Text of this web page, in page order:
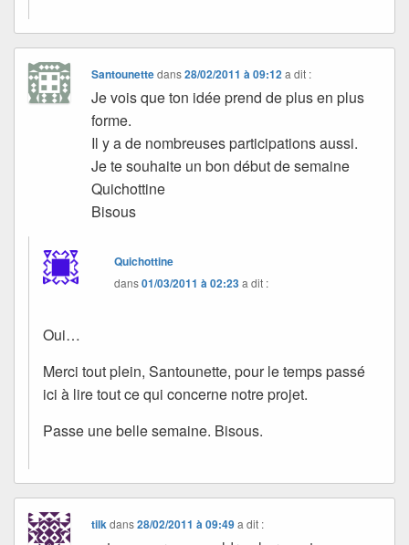
Santounettedans28/02/2011 à 09:12 a dit :
Je vois que ton idée prend de plus en plus
forme.
Il y a de nombreuses participations aussi.
Je te souhaite un bon début de semaine
Quichottine
Bisous
Quichottine
dans01/03/2011 à 02:23a dit :
Oui…
Merci tout plein, Santounette, pour le temps passé
ici à lire tout ce qui concerne notre projet.
Passe une belle semaine. Bisous.
tilkdans28/02/2011 à 09:49 a dit :